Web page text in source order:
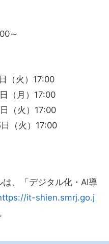
～
（火）17:00
（月）17:00
（火）17:00
（火）17:00
、「デジタル化・AI導
it-shien.smrj.go.j